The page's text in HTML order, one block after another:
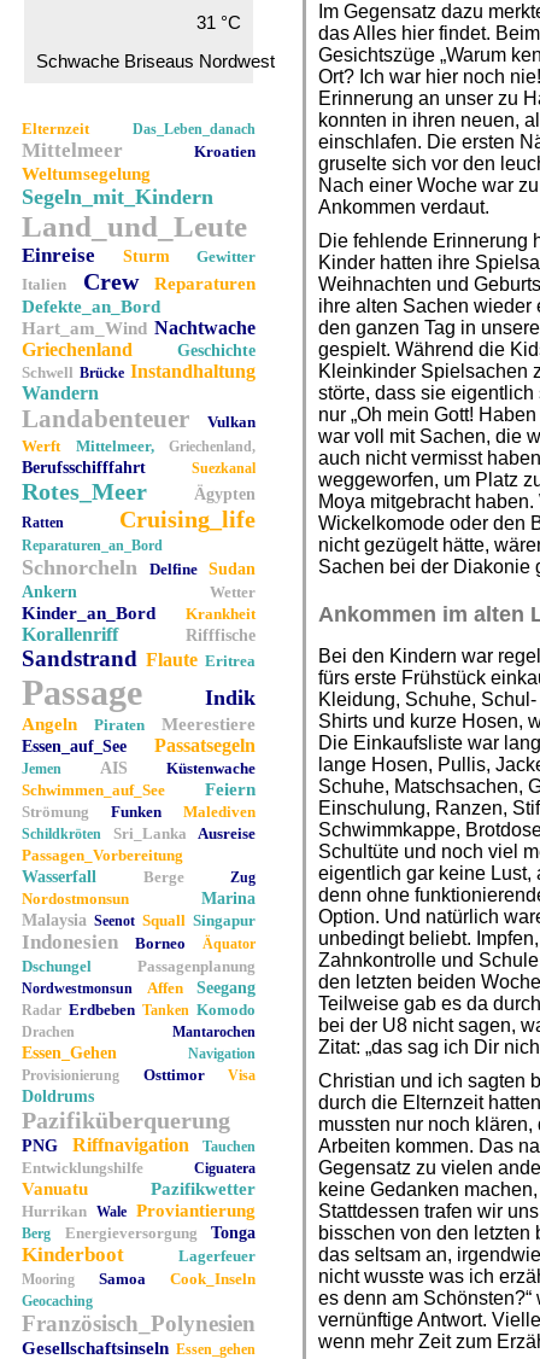
31 °C
Schwache Briseaus Nordwest
Elternzeit Das_Leben_danach
Mittelmeer Kroatien
Weltumsegelung
Segeln_mit_Kindern
Land_und_Leute
Einreise Sturm
Gewitter
Italien
Crew
Reparaturen
Defekte_an_Bord
Hart_am_Wind Nachtwache
Griechenland
Geschichte
Schwell Brücke Instandhaltung
Wandern
Landabenteuer
Vulkan
Werft
Mittelmeer, Griechenland,
Berufsschifffahrt Suezkanal
Rotes_Meer Ägypten
Ratten Cruising_life
Reparaturen_an_Bord
Schnorcheln Delfine
Sudan
Ankern
Wetter
Kinder_an_Bord Krankheit
Korallenriff Rifffische
Sandstrand Flaute Eritrea
Passage Indik
Angeln Piraten Meerestiere
Essen_auf_See Passatsegeln
Jemen AIS
Küstenwache
Schwimmen_auf_See
Feiern
Strömung Funken Malediven
Schildkröten Sri_Lanka
Ausreise
Passagen_Vorbereitung
Wasserfall
Berge Zug
Nordostmonsun
Marina
Malaysia Seenot Squall Singapur
Indonesien Borneo Äquator
Dschungel Passagenplanung
Nordwestmonsun Affen Seegang
Radar Erdbeben Tanken Komodo
Drachen Mantarochen
Essen_Gehen
Navigation
Provisionierung
Osttimor Visa
Doldrums
Pazifiküberquerung
PNG Riffnavigation Tauchen
Entwicklungshilfe Ciguatera
Vanuatu Pazifikwetter
Hurrikan Wale Proviantierung
Berg Energieversorgung Tonga
Kinderboot Lagerfeuer
Mooring Samoa Cook_Inseln
Geocaching
Französisch_Polynesien
Gesellschaftsinseln Essen_gehen
Im Gegensatz dazu
das Alles hier findet.
Gesichtszüge „Warum
Ort? Ich war hier noch
Erinnerung an unser zu
konnten in ihren neuen,
einschlafen. Die ersten
gruselte sich vor den
Nach einer Woche war
Ankommen verdaut.
Die fehlende Erinnerung
Kinder hatten ihre
Weihnachten und
ihre alten Sachen wieder
den ganzen Tag in
gespielt. Während die
Kleinkinder Spielsachen
störte, dass sie
nur „Oh mein Gott!
war voll mit Sachen, die
auch nicht vermisst
weggeworfen, um Platz
Moya mitgebracht
Wickelkomode oder den
nicht gezügelt hätte,
Sachen bei der Diakonie
Ankommen im alten
Bei den Kindern war
fürs erste Frühstück
Kleidung, Schuhe,
Shirts und kurze Hosen,
Die Einkaufsliste war
lange Hosen, Pullis,
Schuhe, Matschsachen,
Einschulung, Ranzen,
Schwimmkappe,
Schultüte und noch viel
eigentlich gar keine Lust,
denn ohne
Option. Und natürlich
unbedingt beliebt.
Zahnkontrolle und
den letzten beiden
Teilweise gab es da
bei der U8 nicht sagen,
Zitat: „das sag ich Dir
Christian und ich sagten
durch die Elternzeit
mussten nur noch
Arbeiten kommen. Das
Gegensatz zu vielen
keine Gedanken
Stattdessen trafen wir
bisschen von den letzten
das seltsam an,
nicht wusste was ich
es denn am
vernünftige Antwort.
wenn mehr Zeit zum